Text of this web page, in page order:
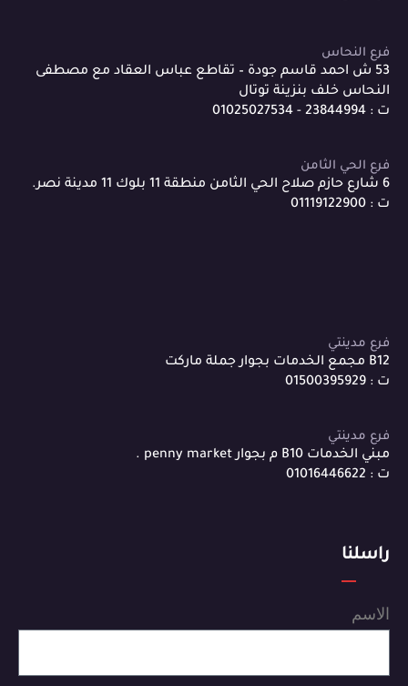
فرع النحاس
53 ش احمد قاسم جودة – تقاطع عباس العقاد مع مصطفى
النحاس خلف بنزينة توتال
ت : 23844994 - 01025027534
فرع الحي الثامن
6 شارع حازم صلاح الحي الثامن منطقة 11 بلوك 11 مدينة نصر.
ت : 01119122900
فرع مدينتي
B12 مجمع الخدمات بجوار جملة ماركت
ت : 01500395929
فرع مدينتي
مبني الخدمات B10 م بجوار penny market .
ت : 01016446622
راسلنا
الاسم